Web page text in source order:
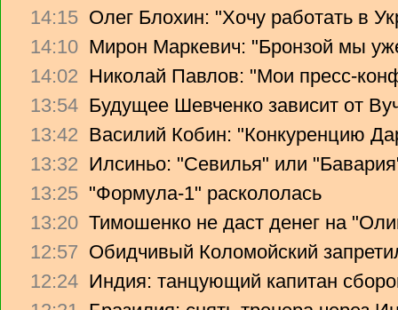
14:15 Олег Блохин: "Хочу работать в
14:10 Мирон Маркевич: "Бронзой мы
14:02 Николай Павлов: "Мои пресс-
13:54 Будущее Шевченко зависит от
13:42 Василий Кобин: "Конкуренцию
13:32 Илсиньо: "Севилья" или
13:25 "Формула-1" раскололась
13:20 Тимошенко не даст денег на
12:57 Обидчивый Коломойский
12:24 Индия: танцующий капитан